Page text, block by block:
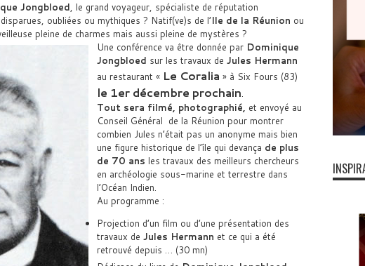
Jongbloed, le grand voyageur, spécialiste de réputation
oubliées ou mythiques ? Natif(ve)s de l’Ile de la Réunion ou
pleine de charmes mais aussi pleine de mystères ?
Une conférence va être donnée par Dominique
Jongbloed sur les travaux de Jules Hermann
au restaurant « Le Coralia » à Six Fours (83)
le 1er décembre prochain.
Tout sera filmé, photographié, et envoyé au
Conseil Général de la Réunion pour montrer
combien Jules n’était pas un anonyme mais bien
une figure historique de l’île qui devança de plus
de 70 ans les travaux des meilleurs chercheurs
en archéologie sous-marine et terrestre dans
l’Océan Indien.
Au programme :
Projection d’un film ou d’une présentation des
travaux de Jules Hermann et ce qui a été
retrouvé depuis … (30 mn)